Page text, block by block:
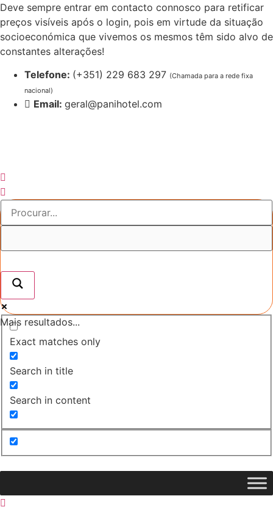
Pular
para
o
conteúdo
Deve sempre entrar em contacto connosco para retificar
preços visíveis após o login, pois em virtude da situação
socioeconómica que vivemos os mesmos têm sido alvo de
constantes alterações!
Telefone: (+351) 229 683 297 (Chamada para a rede fixa
nacional)
Email: geral@panihotel.com
Mais resultados...
Exact matches only
Search in title
Search in content